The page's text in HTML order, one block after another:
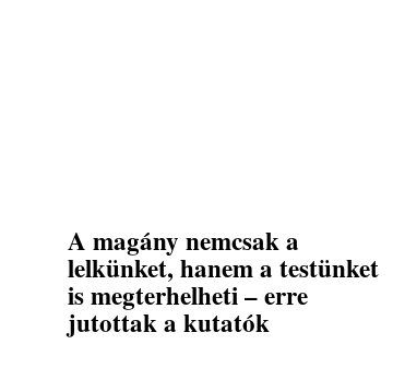
A magány nemcsak a
lelkünket, hanem a testünket
is megterhelheti – erre
jutottak a kutatók